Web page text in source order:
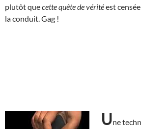
plutôt quecette quête de véritéest
la conduit. Gag !
Une